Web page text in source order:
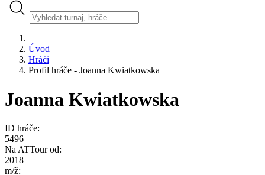
Úvod
Hráči
Profil hráče - Joanna Kwiatkowska
Joanna Kwiatkowska
ID hráče:
5496
Na ATTour od:
2018
m/ž: